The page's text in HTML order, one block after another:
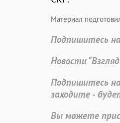
Материал
Подпишитесь
Новости
Подпишитесь
заходите -
Вы можете